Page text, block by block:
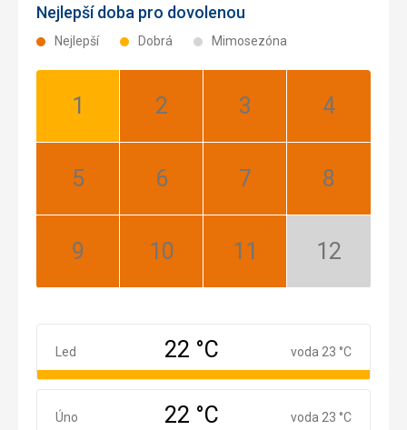
Nejlepší doba pro dovolenou
Nejlepší Dobrá Mimosezóna
Leden:
Únor:
Březen:
Duben:
Květen:
Červen:
Červenec:
Srpen:
Září:
Říjen:
Listopad:
Prosinec:
Leden
Led 22 °C voda 23 °C
Únor
Úno 22 °C voda 23 °C